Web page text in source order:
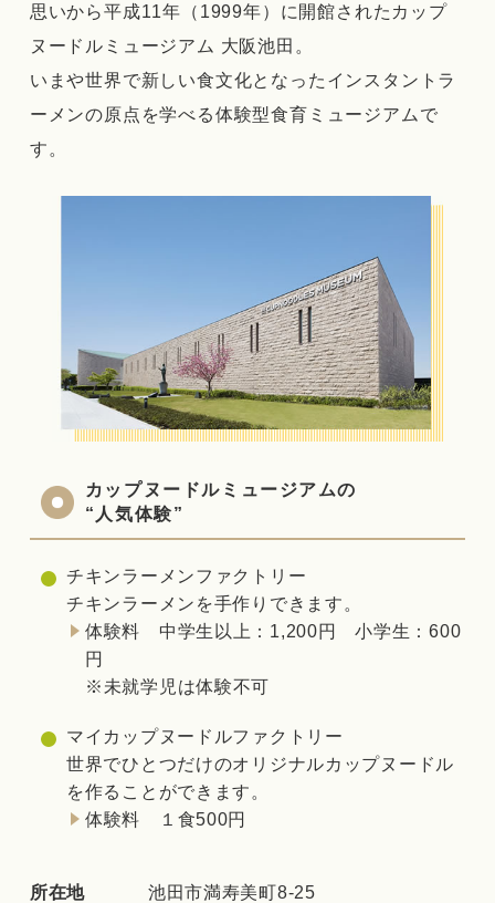
思いから平成11年（1999年）に開館されたカップ
ヌードルミュージアム 大阪池田。
いまや世界で新しい食文化となったインスタントラ
ーメンの原点を学べる体験型食育ミュージアムで
す。
カップヌードルミュージアムの
“人気体験”
チキンラーメンファクトリー
チキンラーメンを手作りできます。
体験料 中学生以上：1,200円 小学生：600
円
※未就学児は体験不可
マイカップヌードルファクトリー
世界でひとつだけのオリジナルカップヌードル
を作ることができます。
体験料 １食500円
所在地 池田市満寿美町8-25